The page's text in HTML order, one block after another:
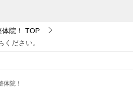
院！
TOP
ださい。
院！